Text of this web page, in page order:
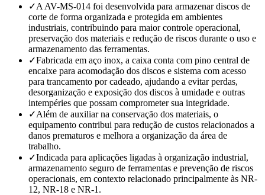
✓A AV-MS-014 foi desenvolvida para armazenar discos de
corte de forma organizada e protegida em ambientes
industriais, contribuindo para maior controle operacional,
preservação dos materiais e redução de riscos durante o uso e
armazenamento das ferramentas.
✓Fabricada em aço inox, a caixa conta com pino central de
encaixe para acomodação dos discos e sistema com acesso
para trancamento por cadeado, ajudando a evitar perdas,
desorganização e exposição dos discos à umidade e outras
intempéries que possam comprometer sua integridade.
✓Além de auxiliar na conservação dos materiais, o
equipamento contribui para redução de custos relacionados a
danos prematuros e melhora a organização da área de
trabalho.
✓Indicada para aplicações ligadas à organização industrial,
armazenamento seguro de ferramentas e prevenção de riscos
operacionais, em contexto relacionado principalmente às NR-
12, NR-18 e NR-1.